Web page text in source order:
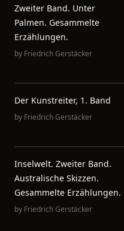
Zweiter Band. Unter
Palmen. Gesammelte
Erzählungen.
by Friedrich Gerstäcker
Der Kunstreiter, 1. Band
by Friedrich Gerstäcker
Inselwelt. Zweiter Band.
Australische Skizzen.
Gesammelte Erzählungen.
by Friedrich Gerstäcker